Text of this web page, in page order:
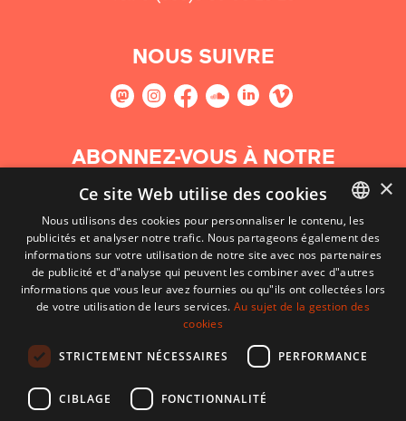
NOUS SUIVRE
ABONNEZ-VOUS À NOTRE
NEWSLETTER
S'abonner
BASQUE
FRENCH
×
Ce site Web utilise des cookies
Nous utilisons des cookies pour personnaliser le contenu, les
publicités et analyser notre trafic. Nous partageons également des
informations sur votre utilisation de notre site avec nos partenaires
de publicité et d"analyse qui peuvent les combiner avec d"autres
informations que vous leur avez fournies ou qu"ils ont collectées lors
de votre utilisation de leurs services.Au sujet de la gestion des
cookies
STRICTEMENT NÉCESSAIRES PERFORMANCE
CIBLAGE FONCTIONNALITÉ